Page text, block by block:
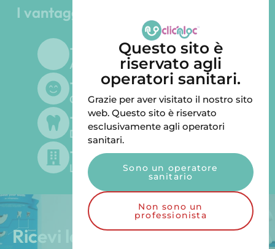
I vantaggi del Gruppo Odontoiatrico
LGD
+
Anni di esperienza
+ 500
Clienti soddisfatti
+ 300
Dentisti forniti
+ 200
Laboratori forniti
Ricevi le nostre esclusive
Questo sito è
riservato agli
operatori sanitari.
Grazie per aver visitato il nostro sito
web. Questo sito è riservato
esclusivamente agli operatori
sanitari.
Sono un operatore
sanitario
Non sono un
professionista